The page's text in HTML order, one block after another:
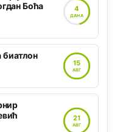
Боћа
4
ДАНА
15
АВГ
21
АВГ